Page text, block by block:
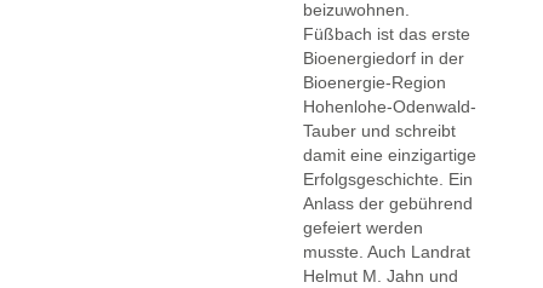
beizuwohnen.
Füßbach ist das erste
Bioenergiedorf in der
Bioenergie-Region
Hohenlohe-Odenwald-
Tauber und schreibt
damit eine einzigartige
Erfolgsgeschichte. Ein
Anlass der gebührend
gefeiert werden
musste. Auch Landrat
Helmut M. Jahn und